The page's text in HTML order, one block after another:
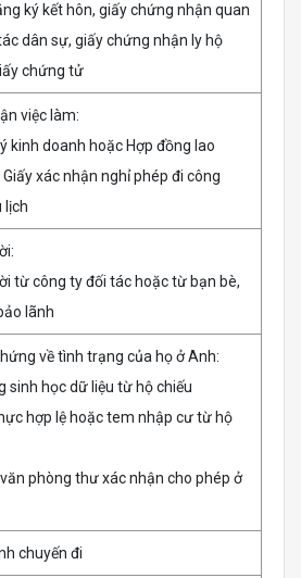
ký kết hôn, giấy chứng nhận quan
dân sự, giấy chứng nhận ly hộ
chứng tử
việc làm:
kinh doanh hoặc Hợp đồng lao
xác nhận nghỉ phép đi công
lịch
từ công ty đối tác hoặc từ bạn bè,
lãnh
về tình trạng của họ ở Anh:
sinh học dữ liệu từ hộ chiếu
hợp lệ hoặc tem nhập cư từ hộ
phòng thư xác nhận cho phép ở
chuyến đi